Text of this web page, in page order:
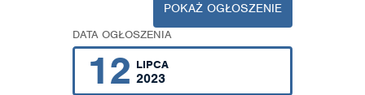
POKAŻ OGŁOSZENIE
DATA OGŁOSZENIA
12 LIPCA
2023